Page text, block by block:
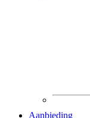
Aanbieding